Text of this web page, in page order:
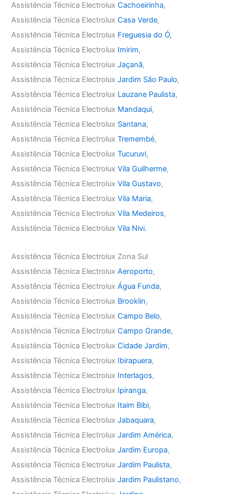
Assistência Técnica ElectroluxCachoeirinha,
Assistência Técnica ElectroluxCasa Verde,
Assistência Técnica Electrolux Freguesia do Ó,
Assistência Técnica Electrolux Imirim,
Assistência Técnica ElectroluxJaçanã,
Assistência Técnica ElectroluxJardim São Paulo,
Assistência Técnica Electrolux Lauzane Paulista,
Assistência Técnica Electrolux Mandaqui,
Assistência Técnica Electrolux Santana,
Assistência Técnica ElectroluxTremembé,
Assistência Técnica ElectroluxTucuruvi,
Assistência Técnica ElectroluxVila Guilherme,
Assistência Técnica ElectroluxVila Gustavo,
Assistência Técnica ElectroluxVila Maria,
Assistência Técnica ElectroluxVila Medeiros,
Assistência Técnica ElectroluxVila Nivi.
Assistência Técnica Electrolux Zona Sul
Assistência Técnica ElectroluxAeroporto,
Assistência Técnica ElectroluxÁgua Funda,
Assistência Técnica Electrolux Brooklin,
Assistência Técnica ElectroluxCampo Belo,
Assistência Técnica ElectroluxCampo Grande,
Assistência Técnica ElectroluxCidade Jardim,
Assistência Técnica Electrolux Ibirapuera,
Assistência Técnica Electrolux Interlagos,
Assistência Técnica Electrolux Ipiranga,
Assistência Técnica Electrolux Itaim Bibi,
Assistência Técnica ElectroluxJabaquara,
Assistência Técnica ElectroluxJardim América,
Assistência Técnica ElectroluxJardim Europa,
Assistência Técnica ElectroluxJardim Paulista,
Assistência Técnica ElectroluxJardim Paulistano,